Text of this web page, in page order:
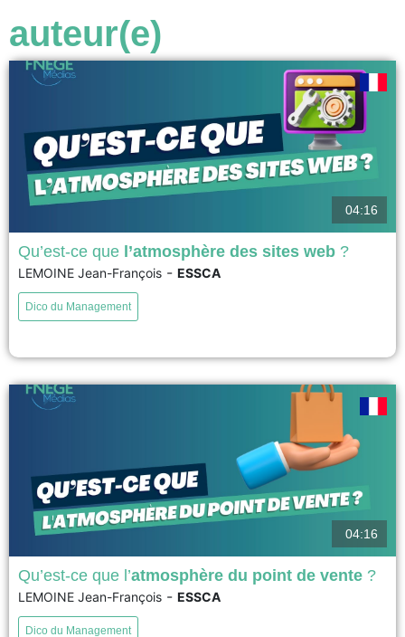
auteur(e)
Cette vidéo présente le concept d’atmosphère des sites web qui est au
cœur de la création d’expériences de navigation mémorables par les
responsables marketing. Les composantes de cette notion sont d’abord
voir
04:16
Qu’est-ce que l’atmosphère des sites web ?
LEMOINE Jean-François - ESSCA
Dico du Management
L’atmosphère, concept introduit par Kotler en 1973, est devenue un levier
marketing majeur dans les points de vente physiques. Elle vise à créer un
04:16
Qu’est-ce que l’atmosphère du point de vente ?
LEMOINE Jean-François - ESSCA
Dico du Management